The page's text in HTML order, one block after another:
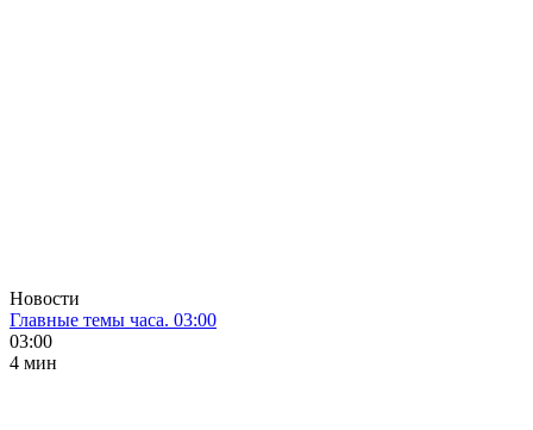
Новости
Главные темы часа. 03:00
03:00
4 мин